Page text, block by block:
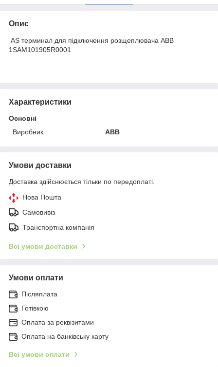
Опис
AS терминал для підключення розщеплювача ABB
1SAM101905R0001
Характеристики
Основні
Виробник
ABB
Умови доставки
Доставка здійснюється тільки по передоплаті.
Нова Пошта
Самовивіз
Транспортна компанія
Всі умови доставки
Умови оплати
Післяплата
Готівкою
Оплата за реквізитами
Оплата на банківську карту
Всі умови оплати